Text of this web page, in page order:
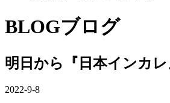
BLOGブログ
明日から『日本インカレ
2022-9-8